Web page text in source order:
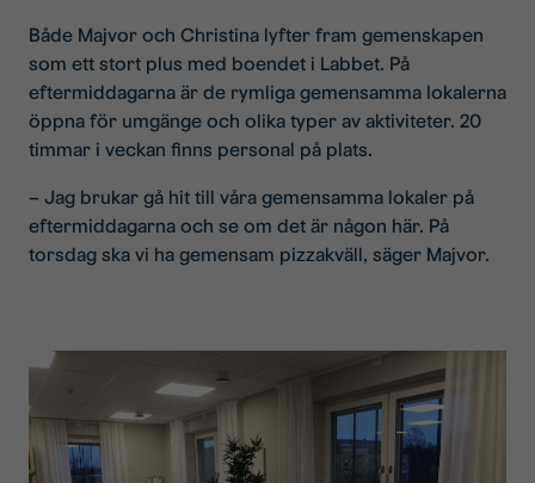
Både Majvor och Christina lyfter fram gemenskapen
som ett stort plus med boendet i Labbet. På
eftermiddagarna är de rymliga gemensamma lokalerna
öppna för umgänge och olika typer av aktiviteter. 20
timmar i veckan finns personal på plats.
– Jag brukar gå hit till våra gemensamma lokaler på
eftermiddagarna och se om det är någon här. På
torsdag ska vi ha gemensam pizzakväll, säger Majvor.